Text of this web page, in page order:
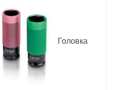
Головка